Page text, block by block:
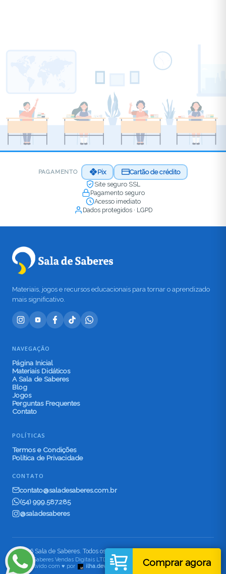
Comprar agora
PAGAMENTO Pix
Cartão de crédito
Site seguro SSL
Pagamento seguro
Acesso imediato
Dados protegidos · LGPD
Materiais, jogos e recursos educacionais para tornar o aprendizado
mais significativo.
NAVEGAÇÃO
Página Inicial
Materiais Didáticos
A Sala de Saberes
Blog
Jogos
Perguntas Frequentes
Contato
POLÍTICAS
Termos e Condições
Política de Privacidade
CONTATO
contato@saladesaberes.com.br
(54) 999.587.285
@saladesaberes
© 2026 Sala de Saberes. Todos os direitos reservados.
Sala de Saberes Vendas Digitais LTDA. CNPJ 65.262.328/0001-21 ·
Desenvolvido com ♥ por
ilha.dev ·Vectors by Freepik